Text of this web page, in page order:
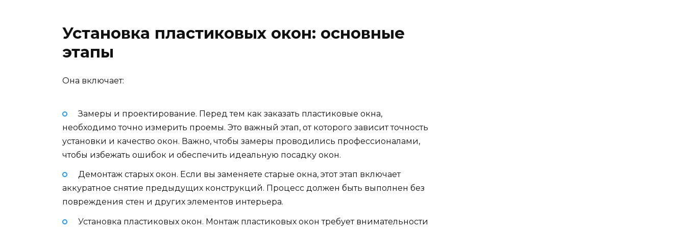
Установка пластиковых окон: основные
этапы
Она включает:
Замеры и проектирование. Перед тем как заказать пластиковые окна,
необходимо точно измерить проемы. Это важный этап, от которого зависит точность
установки и качество окон. Важно, чтобы замеры проводились профессионалами,
чтобы избежать ошибок и обеспечить идеальную посадку окон.
Демонтаж старых окон. Если вы заменяете старые окна, этот этап включает
аккуратное снятие предыдущих конструкций. Процесс должен быть выполнен без
повреждения стен и других элементов интерьера.
Установка пластиковых окон. Монтаж пластиковых окон требует внимательности